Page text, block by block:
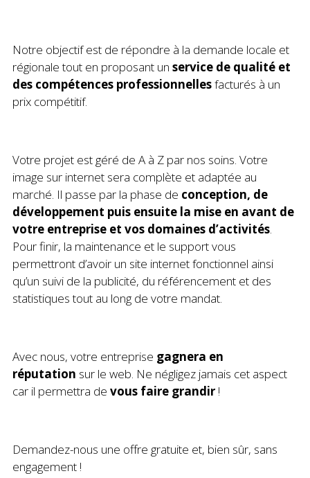
Notre objectif est de répondre à la demande locale et
régionale tout en proposant un service de qualité et
des compétences professionnellesfacturés à un
prix compétitif.
Votre projet est géré de A à Z par nos soins. Votre
image sur internet sera complète et adaptée au
marché. Il passe par la phase de conception, de
développement puis ensuite la mise en avant de
votre entreprise et vos domaines d’activités.
Pour finir, la maintenance et le support vous
permettront d’avoir un site internet fonctionnel ainsi
qu’un suivi de la publicité, du référencement et des
statistiques tout au long de votre mandat.
Avec nous, votre entreprise gagnera en
réputation sur le web. Ne négligez jamais cet aspect
car il permettra de vous faire grandir!
Demandez-nous une offre gratuite et, bien sûr, sans
engagement !